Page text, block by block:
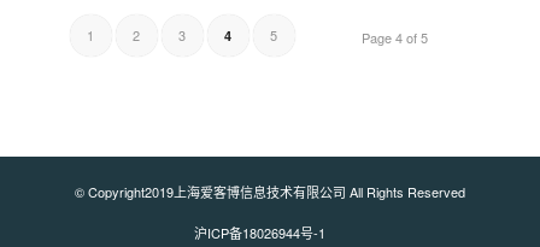
Page 4 of 5
1 2 3 4 5
© Copyright2019上海爱客博信息技术有限公司 All Rights Reserved
沪ICP备18026944号-1